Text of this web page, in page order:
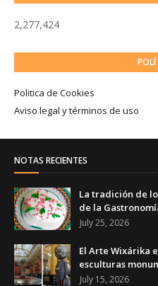
2,277,424
Politica de Cookies
Aviso legal y términos de uso
NOTAS RECIENTES
La tradición de
de la
July 25, 2026
El Arte Wixárika
esculturas
July 15, 2026